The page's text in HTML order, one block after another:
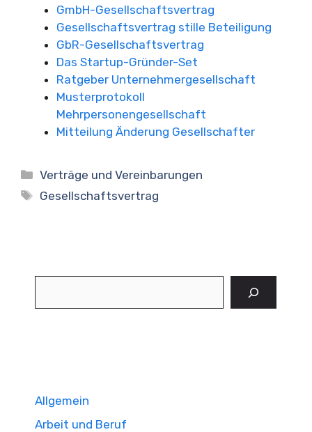
GmbH-Gesellschaftsvertrag
Gesellschaftsvertrag stille Beteiligung
GbR-Gesellschaftsvertrag
Das Startup-Gründer-Set
Ratgeber Unternehmergesellschaft
Musterprotokoll
Mehrpersonengesellschaft
Mitteilung Änderung Gesellschafter
Kategorien
Verträge und Vereinbarungen
Schlagwörter
Gesellschaftsvertrag
Allgemein
Arbeit und Beruf